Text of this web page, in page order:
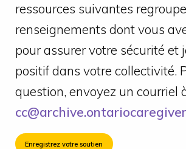
ressources suivantes
renseignements dont vous
pour assurer votre sécurité et
positif dans votre collectivité.
question, envoyez un courriel
Enregistrez votre soutien